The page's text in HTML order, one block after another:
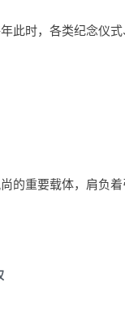
此时，各类纪念仪
的重要载体，肩负